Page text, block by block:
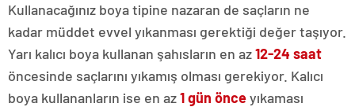
Kullanacağınız boya tipine nazaran de saçların ne
kadar müddet evvel yıkanması gerektiği değer taşıyor.
Yarı kalıcı boya kullanan şahısların en az12-24 saat
öncesinde saçlarını yıkamış olması gerekiyor. Kalıcı
boya kullananların ise en az1 gün önceyıkaması